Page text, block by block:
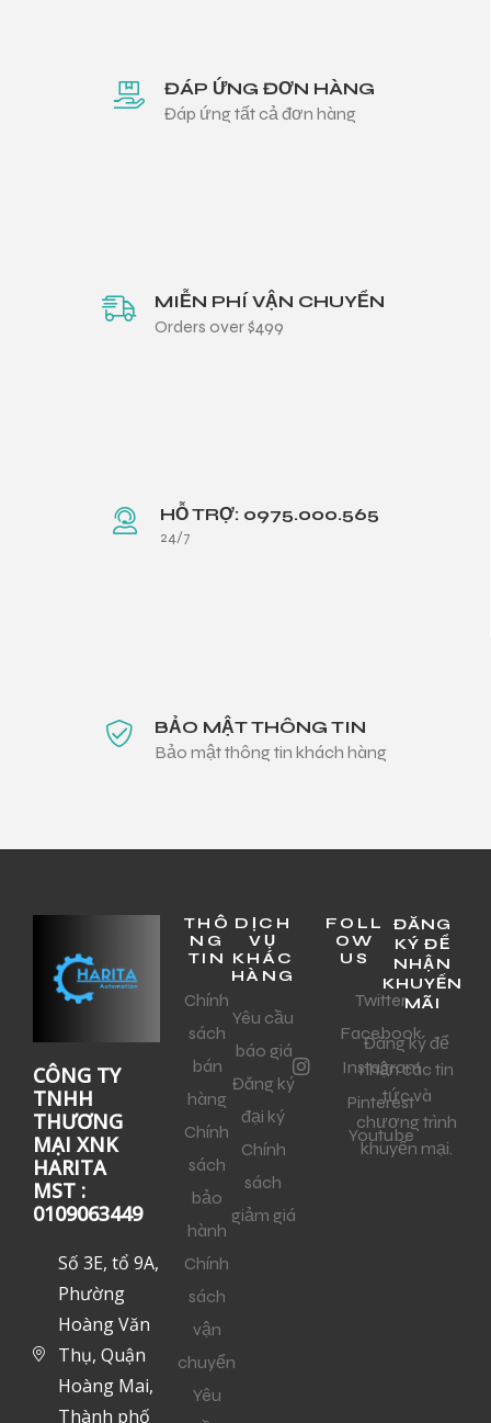
ĐÁP ỨNG ĐƠN HÀNG
Đáp ứng tất cả đơn hàng
MIỄN PHÍ VẬN CHUYỂN
Orders over $499
HỖ TRỢ: 0975.000.565
24/7
BẢO MẬT THÔNG TIN
Bảo mật thông tin khách hàng
CÔNG TY
TNHH
THƯƠNG
MẠI XNK
HARITA
MST :
0109063449
Số 3E, tổ 9A,
Phường
Hoàng Văn
Thụ, Quận
Hoàng Mai,
Thành phố
THÔ
NG
TIN
Chính
sách
bán
hàng
Chính
sách
bảo
hành
Chính
sách
vận
chuyển
Yêu
DỊCH
VỤ
KHÁC
HÀNG
Yêu cầu
báo giá
Đăng ký
đại ký
Chính
sách
giảm giá
FOLL
OW
US
Twitter
Facebook
Instagram
Pinterest
Youtube
ĐĂNG
KÝ ĐỂ
NHẬN
KHUYẾN
MÃI
Đăng ký để
nhận các tin
tức và
chương trình
khuyến mại.